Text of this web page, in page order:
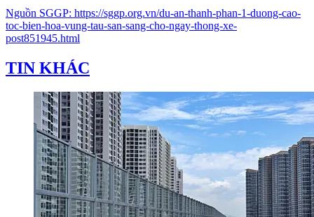
Nguồn SGGP: https://sggp.org.vn/du-an-thanh-phan-1-duong-cao-
toc-bien-hoa-vung-tau-san-sang-cho-ngay-thong-xe-
post851945.html
TIN KHÁC